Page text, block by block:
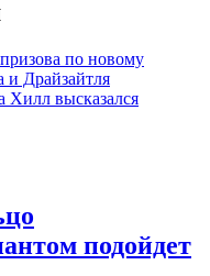
по новому
и Драйзайтля
Хилл высказался
подойдет